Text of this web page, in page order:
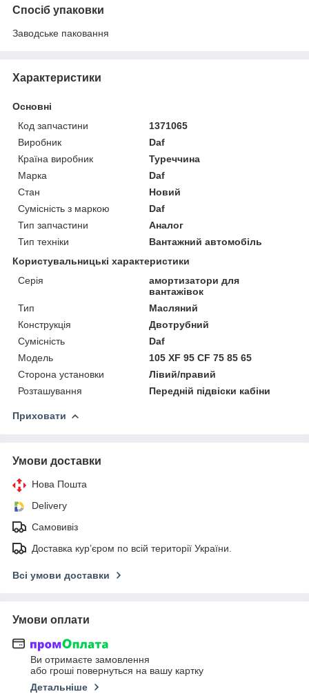
Спосіб упаковки
Заводське паковання
Характеристики
Основні
Код запчастини
1371065
Виробник
Daf
Країна виробник
Туреччина
Марка
Daf
Стан
Новий
Сумісність з маркою
Daf
Тип запчастини
Аналог
Тип техніки
Вантажний автомобіль
Користувальницькі характеристики
Серія
амортизатори для
вантажівок
Тип
Масляний
Конструкція
Двотрубний
Сумісність
Daf
Мoдель
105 XF 95 CF 75 85 65
Сторона установки
Лівий/правий
Розташування
Передній підвіски кабіни
Приховати
Умови доставки
Нова Пошта
Delivery
Самовивіз
Доставка кур’єром по всій території України.
Всі умови доставки
Умови оплати
Ви отримаєте замовлення
або гроші повернуться на вашу картку
Детальніше